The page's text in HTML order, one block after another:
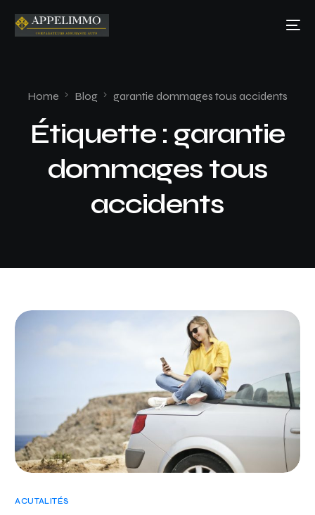
Home Blog garantie dommages tous accidents
Étiquette : garantie
dommages tous
accidents
ACUTALITÉS